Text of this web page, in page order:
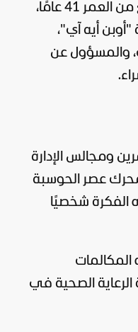
وأضاف التقرير أن ألتمان، البالغ من العمر 41 عامًا،
أيه آي"،
والمسؤول عن
ومجالس الإدارة
عصر الحوسبة
الفكرة شخصيًا
المكالمات
الصحية في